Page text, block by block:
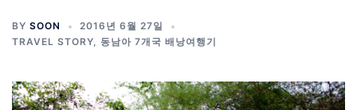
BY SOON
2016년 6월 27일
TRAVEL STORY, 동남아 7개국 배낭여행기